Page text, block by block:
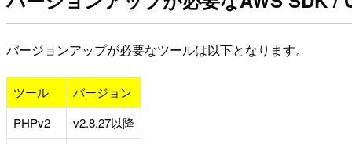
バージョンアップが必要なツールは以下となります。
ツール
バージョン
PHPv2
v2.8.27以降